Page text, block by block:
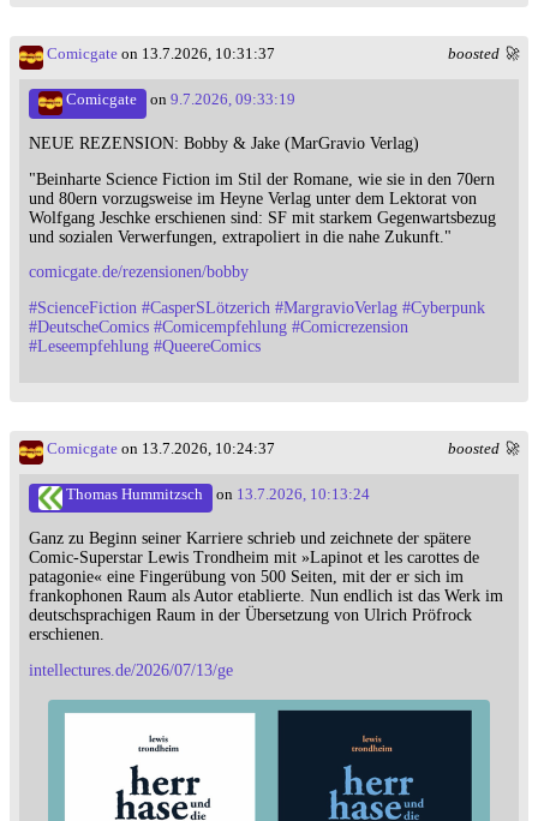
boosted 🚀
Comicgate on 13.7.2026, 10:31:37
Comicgate on 9.7.2026, 09:33:19
NEUE REZENSION: Bobby & Jake (MarGravio Verlag)
"Beinharte Science Fiction im Stil der Romane, wie sie in den 70ern
und 80ern vorzugsweise im Heyne Verlag unter dem Lektorat von
Wolfgang Jeschke erschienen sind: SF mit starkem Gegenwartsbezug
und sozialen Verwerfungen, extrapoliert in die nahe Zukunft."
comicgate.de/rezensionen/bobby
#ScienceFiction #CasperSLötzerich #MargravioVerlag #Cyberpunk
#DeutscheComics #Comicempfehlung #Comicrezension
#Leseempfehlung #QueereComics
boosted 🚀
Comicgate on 13.7.2026, 10:24:37
Thomas Hummitzsch on 13.7.2026, 10:13:24
Ganz zu Beginn seiner Karriere schrieb und zeichnete der spätere
Comic-Superstar Lewis Trondheim mit »Lapinot et les carottes de
patagonie« eine Fingerübung von 500 Seiten, mit der er sich im
frankophonen Raum als Autor etablierte. Nun endlich ist das Werk im
deutschsprachigen Raum in der Übersetzung von Ulrich Pröfrock
erschienen.
intellectures.de/2026/07/13/ge